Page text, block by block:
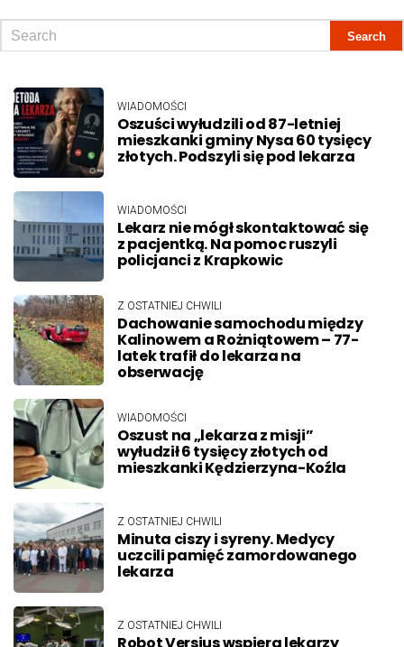
WIADOMOŚCI
Oszuści wyłudzili od 87-letniej
mieszkanki gminy Nysa 60 tysięcy
złotych. Podszyli się pod lekarza
WIADOMOŚCI
Lekarz nie mógł skontaktować się
z pacjentką. Na pomoc ruszyli
policjanci z Krapkowic
Z OSTATNIEJ CHWILI
Dachowanie samochodu między
Kalinowem a Rożniątowem – 77-
latek trafił do lekarza na
obserwację
WIADOMOŚCI
Oszust na „lekarza z misji”
wyłudził 6 tysięcy złotych od
mieszkanki Kędzierzyna-Koźla
Z OSTATNIEJ CHWILI
Minuta ciszy i syreny. Medycy
uczcili pamięć zamordowanego
lekarza
Z OSTATNIEJ CHWILI
Robot Versius wspiera lekarzy